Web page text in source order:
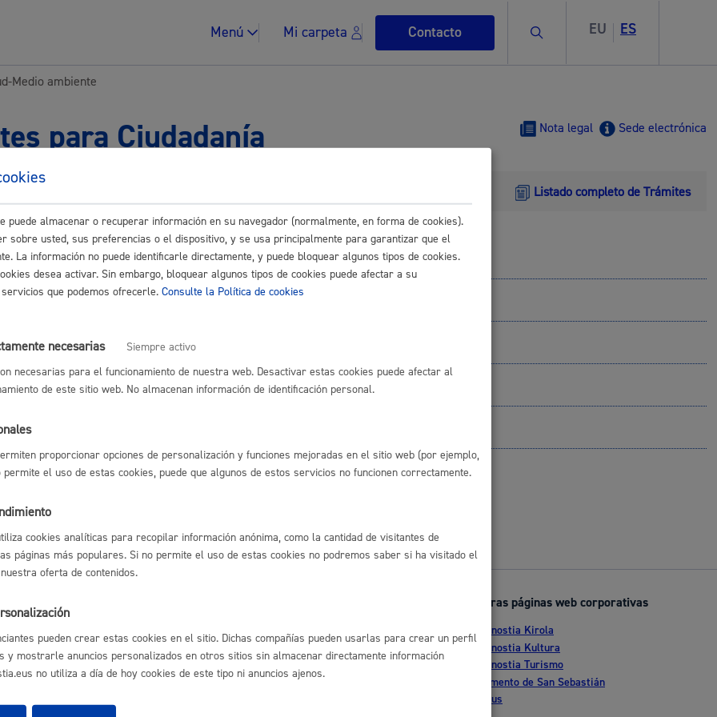
Menú Mi carpeta Contacto Buscar EU ES
Vivienda y urbanismo
Espacio público, residuos y medioambiente
Igualdad, derechos humanos y convivencia
Medio ambiente
para Ciudadanía Sede electrónica
Nota legal
Listado completo de Trámites
mi Salud-Medio ambiente
control sanitario
y sostenibilidad
Ofertas de empleo
Perfil del contratante
Mapas - GeoDonostia
Otras páginas web corporativas
Donostia Kirola
Donostia Kultura
Donostia Turismo
Fomento de San Sebastián
Dbus
puede almacenar o recuperar información en su navegador (normalmente, en forma de cookies).
sobre usted, sus preferencias o el dispositivo, y se usa principalmente para garantizar que el
La información no puede identificarle directamente, y puede bloquear algunos tipos de cookies.
desea activar. Sin embargo, bloquear algunos tipos de cookies puede afectar a su
que podemos ofrecerle. Consulte la Política de cookies
necesarias
Siempre activo
necesarias para el funcionamiento de nuestra web. Desactivar estas cookies puede afectar al
de este sitio web. No almacenan información de identificación personal.
proporcionar opciones de personalización y funciones mejoradas en el sitio web (por ejemplo,
permite el uso de estas cookies, puede que algunos de estos servicios no funcionen correctamente.
cookies analíticas para recopilar información anónima, como la cantidad de visitantes de
páginas más populares. Si no permite el uso de estas cookies no podremos saber si ha visitado el
oferta de contenidos.
pueden crear estas cookies en el sitio. Dichas compañías pueden usarlas para crear un perfil
y mostrarle anuncios personalizados en otros sitios sin almacenar directamente información
no utiliza a día de hoy cookies de este tipo ni anuncios ajenos.